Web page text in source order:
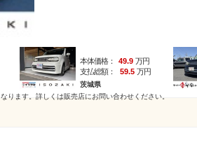
本体価格： 49.9 万円
支払総額：
59.5 万円
茨城県
ります。詳しくは販売店にお問い合わせください。